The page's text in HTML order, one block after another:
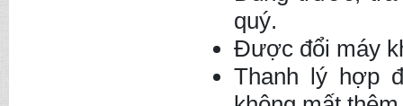
quý.
Được đổi máy
Thanh lý hợp